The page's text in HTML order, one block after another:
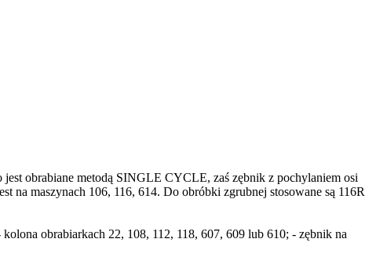
obrabiane metodą SINGLE CYCLE, zaś zębnik z pochylaniem osi
maszynach 106, 116, 614. Do obróbki zgrubnej stosowane są 116R
obrabiarkach 22, 108, 112, 118, 607, 609 lub 610; - zębnik na